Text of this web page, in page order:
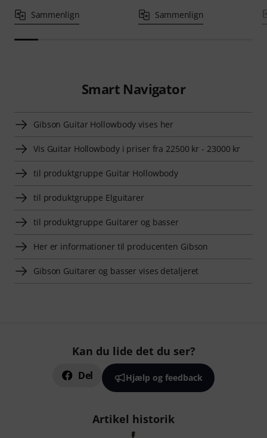
Sammenlign Sammenlign
Smart Navigator
Gibson Guitar Hollowbody vises her
Vis Guitar Hollowbody i priser fra 22500 kr - 23000 kr
til produktgruppe Guitar Hollowbody
til produktgruppe Elguitarer
til produktgruppe Guitarer og basser
Her er informationer til producenten Gibson
Gibson Guitarer og basser vises detaljeret
Kan du lide det du ser?
Del Hjælp og feedback
Artikel historik